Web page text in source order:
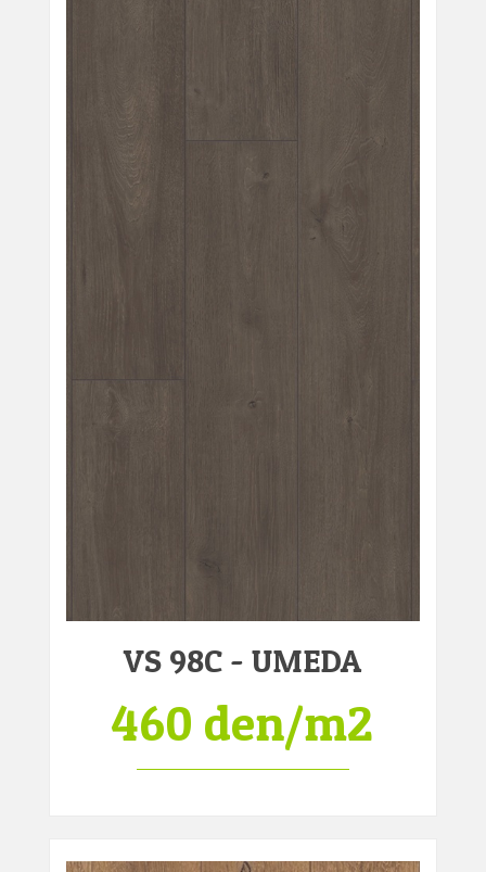
VS 98C - UMEDA
460 den/m2